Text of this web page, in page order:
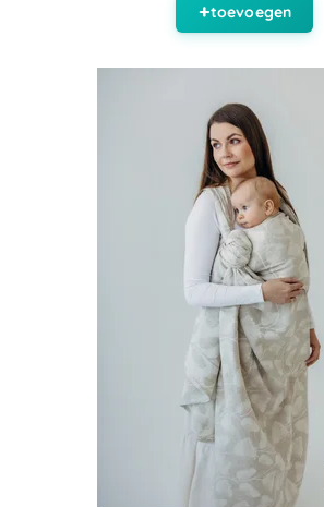
toevoegen